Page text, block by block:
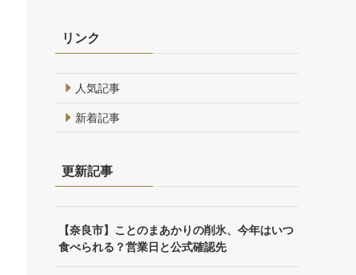
リンク
人気記事
新着記事
更新記事
【奈良市】ことのまあかりの削氷、今年はいつ
食べられる？営業日と公式確認先